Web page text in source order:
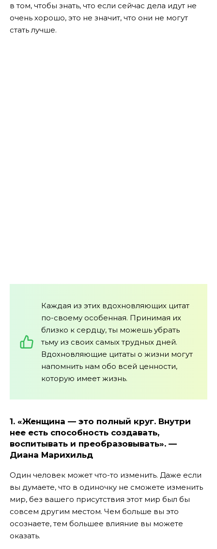
в том, чтобы знать, что если сейчас дела идут не
очень хорошо, это не значит, что они не могут
стать лучше.
Каждая из этих вдохновляющих цитат
по-своему особенная. Принимая их
близко к сердцу, ты можешь убрать
тьму из своих самых трудных дней.
Вдохновляющие цитаты о жизни могут
напомнить нам обо всей ценности,
которую имеет жизнь.
1. «Женщина — это полный круг. Внутри
нее есть способность создавать,
воспитывать и преобразовывать». —
Диана Марихильд
Один человек может что-то изменить. Даже если
вы думаете, что в одиночку не сможете изменить
мир, без вашего присутствия этот мир был бы
совсем другим местом. Чем больше вы это
осознаете, тем большее влияние вы можете
оказать.